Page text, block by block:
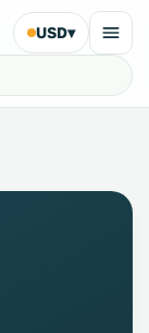
USD▾